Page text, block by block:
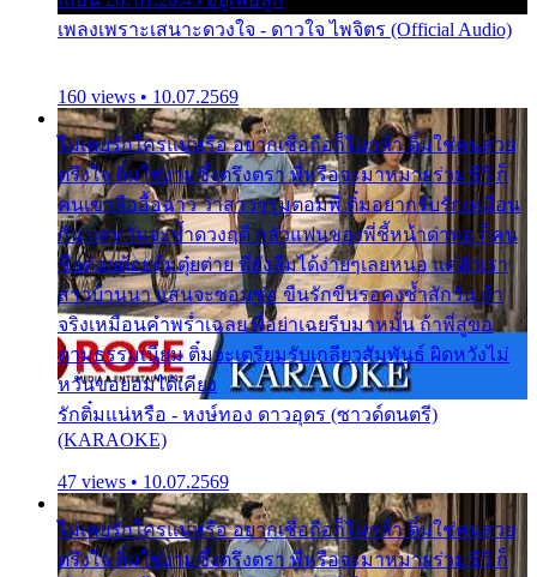
เพลงเพราะเสนาะดวงใจ - ดาวใจ ไพจิตร (Official Audio)
160 views • 10.07.2569
ไม่เคยรักใครแน่หรือ อยากเชื่อถือก็ไม่กล้า ติ๋มใช่คนสวย
ตรึงใจ ติ๋มใช่งามซึ้งตรึงตรา พี่หรือจะมาหมายร่วมชีวี ก็
คนเขาลืออื้อฉาว ว่าสาวๆรุมตอมพี่ ติ๋มอยากรับรักเหมือน
กัน แต่หวั่นจะช้ำดวงฤดี กลัวแฟนของพี่ชี้หน้าด่าทอ ก็คน
ชื่อต๋อยต้อยตุ้มตุ๋ยต่าย พี่ยังลืมได้ง่ายๆเลยหนอ แค่ตัวเรา
สาวบ้านนา แสนจะซอมซ่อ ขืนรักขืนรอคงช้ำสักวัน ถ้า
จริงเหมือนคำพร่ำเฉลย พี่อย่าเฉยรีบมาหมั้น ถ้าพี่สู่ขอ
ตามธรรมเนียม ติ๋มจะเตรียมรับเกลียวสัมพันธ์ ผิดหวังไม่
หวั่นขอยอมได้เคียง
รักติ๋มแน่หรือ - หงษ์ทอง ดาวอุดร (ซาวด์ดนตรี)
(KARAOKE)
47 views • 10.07.2569
ไม่เคยรักใครแน่หรือ อยากเชื่อถือก็ไม่กล้า ติ๋มใช่คนสวย
ตรึงใจ ติ๋มใช่งามซึ้งตรึงตรา พี่หรือจะมาหมายร่วมชีวี ก็